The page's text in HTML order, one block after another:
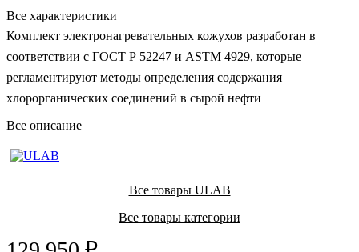
Все характеристики
Комплект электронагревательных кожухов разработан в
соответствии с ГОСТ Р 52247 и ASTM 4929, которые
регламентируют методы определения содержания
хлорорганических соединений в сырой нефти
Все описание
Все товары ULAB
Все товары категории